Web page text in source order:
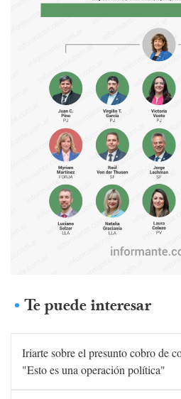
Te puede interesar
Iriarte sobre el presunto cobro de
"Esto es una operación política"